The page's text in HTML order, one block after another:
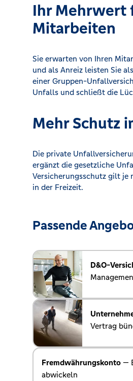
Ihr Mehrwert
Mitarbeiten
Sie erwarten von Ihren
und als Anreiz leisten Sie
einer Gruppen-
Unfalls und schließt die
Mehr Schutz
Die private
ergänzt die gesetzliche
Versicherungsschutz gilt je
in der Freizeit.
Passende
D&O-
Vertrag
Fremdwährungskonto —
abwickeln